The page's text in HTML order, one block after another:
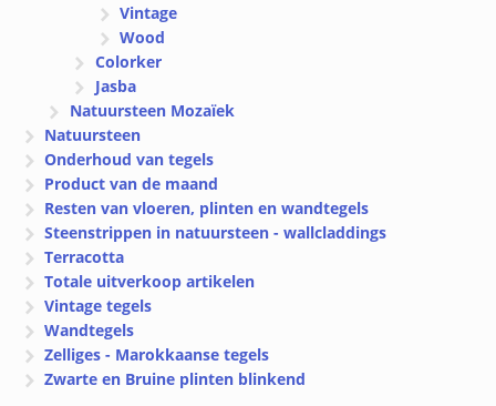
Vintage
Wood
Colorker
Jasba
Natuursteen Mozaïek
Natuursteen
Onderhoud van tegels
Product van de maand
Resten van vloeren, plinten en wandtegels
Steenstrippen in natuursteen - wallcladdings
Terracotta
Totale uitverkoop artikelen
Vintage tegels
Wandtegels
Zelliges - Marokkaanse tegels
Zwarte en Bruine plinten blinkend